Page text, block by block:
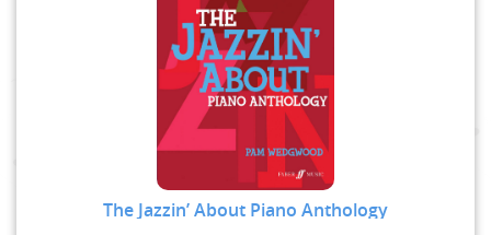
The Jazzin’ About Piano Anthology